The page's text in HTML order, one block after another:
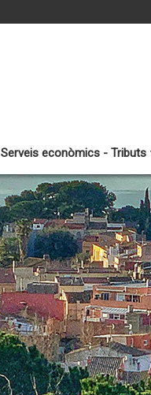
Serveis econòmics - Tributs